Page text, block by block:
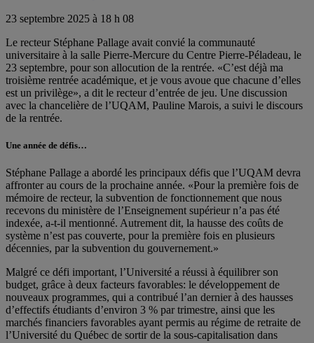
23 septembre 2025 à 18 h 08
Le recteur Stéphane Pallage avait convié la communauté
universitaire à la salle Pierre-Mercure du Centre Pierre-Péladeau, le
23 septembre, pour son allocution de la rentrée. «C’est déjà ma
troisième rentrée académique, et je vous avoue que chacune d’elles
est un privilège», a dit le recteur d’entrée de jeu. Une discussion
avec la chancelière de l’UQAM, Pauline Marois, a suivi le discours
de la rentrée.
Une année de défis…
Stéphane Pallage a abordé les principaux défis que l’UQAM devra
affronter au cours de la prochaine année. «Pour la première fois de
mémoire de recteur, la subvention de fonctionnement que nous
recevons du ministère de l’Enseignement supérieur n’a pas été
indexée, a-t-il mentionné. Autrement dit, la hausse des coûts de
système n’est pas couverte, pour la première fois en plusieurs
décennies, par la subvention du gouvernement.»
Malgré ce défi important, l’Université a réussi à équilibrer son
budget, grâce à deux facteurs favorables: le développement de
nouveaux programmes, qui a contribué l’an dernier à des hausses
d’effectifs étudiants d’environ 3 % par trimestre, ainsi que les
marchés financiers favorables ayant permis au régime de retraite de
l’Université du Québec de sortir de la sous-capitalisation dans